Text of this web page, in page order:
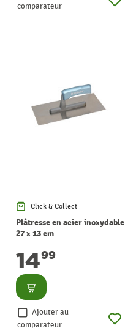
comparateur
Click & Collect
Plâtresse en acier inoxydable
27 x 13 cm
1499
Consulter
Ajouter au
comparateur